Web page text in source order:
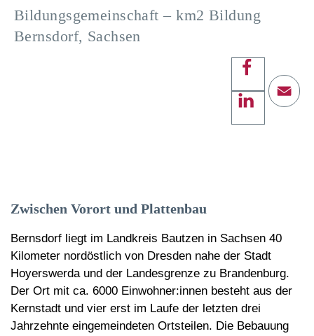
Bildungsgemeinschaft – km2 Bildung
Bernsdorf, Sachsen
Zwischen Vorort und Plattenbau
Bernsdorf liegt im Landkreis Bautzen in Sachsen 40
Kilometer nordöstlich von Dresden nahe der Stadt
Hoyerswerda und der Landesgrenze zu Brandenburg.
Der Ort mit ca. 6000 Einwohner:innen besteht aus der
Kernstadt und vier erst im Laufe der letzten drei
Jahrzehnte eingemeindeten Ortsteilen. Die Bebauung